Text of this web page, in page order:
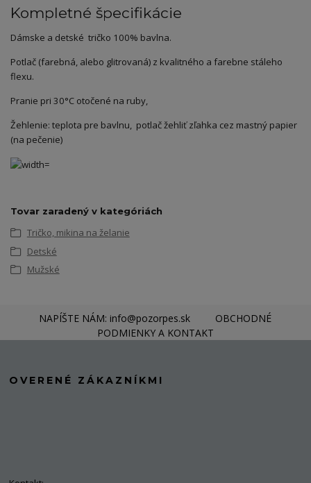
Kompletné špecifikácie
Dámske a detské tričko 100% bavlna.
Potlač (farebná, alebo glitrovaná) z kvalitného a farebne stáleho
flexu.
Pranie pri 30°C otočené na ruby,
Žehlenie: teplota pre bavlnu, potlač žehliť zľahka cez mastný papier
(na pečenie)
Tovar zaradený v kategóriách
Tričko, mikina na želanie
Detské
Mužské
NAPÍŠTE NÁM: info@pozorpes.sk
OBCHODNÉ
PODMIENKY A KONTAKT
OVERENÉ ZÁKAZNÍKMI